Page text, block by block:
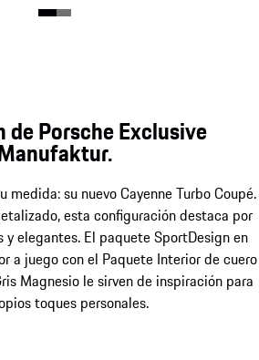
de Porsche Exclusive
medida: su nuevo Cayenne Turbo Coupé.
esta configuración destaca por
elegantes. El paquete SportDesign en
a juego con el Paquete Interior de cuero
Magnesio le sirven de inspiración para
toques personales.